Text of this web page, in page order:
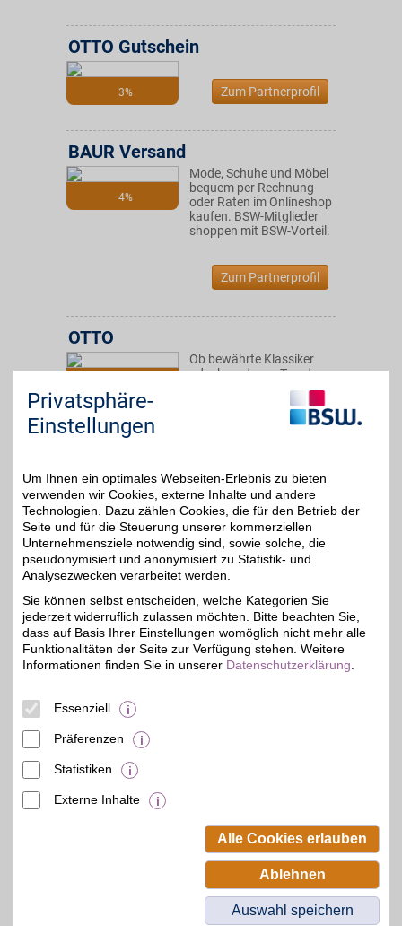
3%
OTTO Gutschein
Zum Partnerprofil
4%
BAUR Versand
Mode, Schuhe und Möbel
bequem per Rechnung
oder Raten im Onlineshop
kaufen. BSW-Mitglieder
shoppen mit BSW-Vorteil.
Zum Partnerprofil
OTTO
Ob bewährte Klassiker
oder brandneue Trends:
Als Deutschlands größter
Onlinehändler für Fashion
und Lifestyle bietet OTTO
Zum Partnerprofil
3%
bonprix
moderne Fashion,
hochwertige Schuhe und
inspirierende Wohnideen.
Die Styles überzeugen
durch Qualität und
Vielfalt. Entdecken Sie
Beamten-Selbsthilfewerk GmbH.
Privatsphäre-
Einstellungen
Um Ihnen ein optimales Webseiten-Erlebnis zu bieten
verwenden wir Cookies, externe Inhalte und andere
Technologien. Dazu zählen Cookies, die für den Betrieb der
Seite und für die Steuerung unserer kommerziellen
Unternehmensziele notwendig sind, sowie solche, die
pseudonymisiert und anonymisiert zu Statistik- und
Analysezwecken verarbeitet werden.
Sie können selbst entscheiden, welche Kategorien Sie
jederzeit widerruflich zulassen möchten. Bitte beachten Sie,
dass auf Basis Ihrer Einstellungen womöglich nicht mehr alle
Funktionalitäten der Seite zur Verfügung stehen. Weitere
Informationen finden Sie in unserer Datenschutzerklärung
Essenziell
Präferenzen
Statistiken
Externe Inhalte
Alle Cookies erlauben
Ablehnen
Auswahl speichern